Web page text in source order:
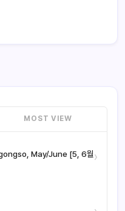
MOST VIEW
May/June [5, 6월›